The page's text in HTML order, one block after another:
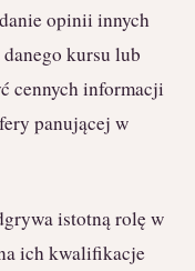
opinii innych
kursu lub
cennych informacji
panującej w
istotną rolę w
ich kwalifikacje